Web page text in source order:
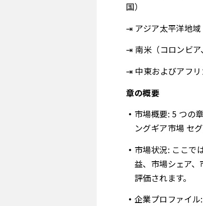
国）
⇥ アジア太平洋地域
⇥ 南米（コロンビア
⇥ 中東およびアフリ
章の概要
市場概要: 5 つの
ングギア市場 セ
市場状況: ここで
益、市場シェア
評価されます。
企業プロファイ